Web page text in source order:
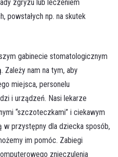
zgryzu lub leczeniem
powstałych np. na skutek
gabinecie stomatologicznym
. Zależy nam na tym, aby
miejsca, personelu
i urządzeń. Nasi lekarze
“szczoteczkami” i ciekawym
w przystępny dla dziecka sposób,
im pomóc. Zabiegi
znieczulenia